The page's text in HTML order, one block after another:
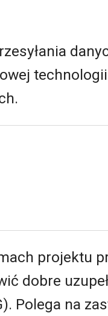
projektu
dobre
Polega na